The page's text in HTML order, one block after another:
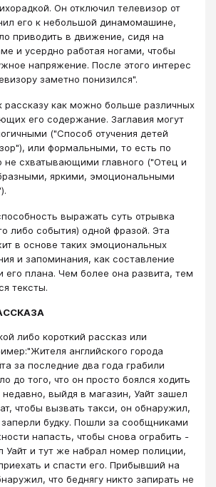
Он отключил телевизор от
его к небольшой динамомашине,
приводить в движение, сидя на
и усердно работая ногами, чтобы
напряжение. После этого интерес
заметно понизился".
рассказу как можно больше различных
его содержание. Заглавия могут
("Способ отучения детей
или формальными, то есть по
не схватывающими главного ("Отец и
яркими, эмоциональными
выражать суть отрывка
либо события) одной фразой. Эта
в основе таких эмоциональных
и запоминания, как составление
его плана. Чем более она развита, тем
тексты.
либо короткий рассказ или
английского города
за последние два года грабили
до того, что он просто боялся ходить
недавно, выйдя в магазин, Уайт зашел
чтобы вызвать такси, он обнаружил,
будку. Пошли за сообщниками
напасть, чтобы снова ограбить -
Уайт и тут же набрал номер полиции,
и спасти его. Прибывший на
что беднягу никто запирать не